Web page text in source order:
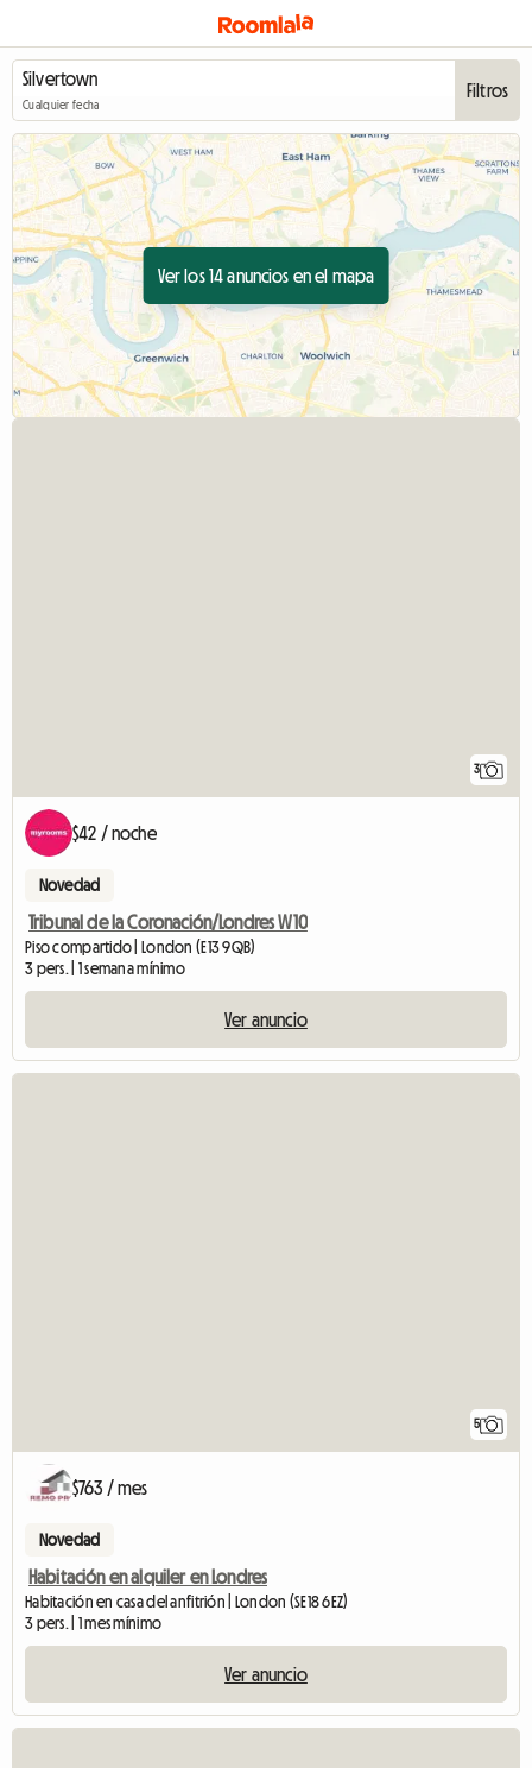
Cualquier fecha
Filtros
Ver los 14 anuncios en el mapa
3
$42 / noche
Novedad
Tribunal de la Coronación/Londres W10
Piso compartido | London (E13 9QB)
3 pers. | 1 semana mínimo
Ver anuncio
5
$763 / mes
Novedad
Habitación en alquiler en Londres
Habitación en casa del anfitrión | London (SE18 6EZ)
3 pers. | 1 mes mínimo
Ver anuncio